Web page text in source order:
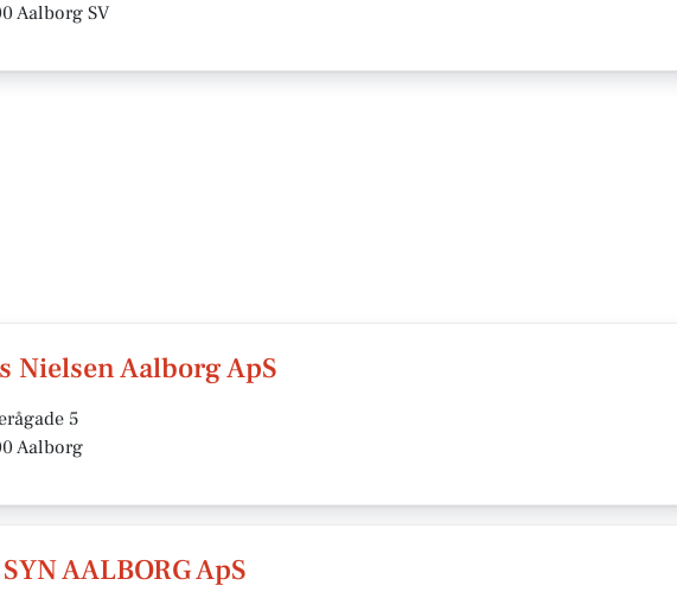
Aalborg SV
Nielsen Aalborg ApS
5
Aalborg
AALBORG ApS